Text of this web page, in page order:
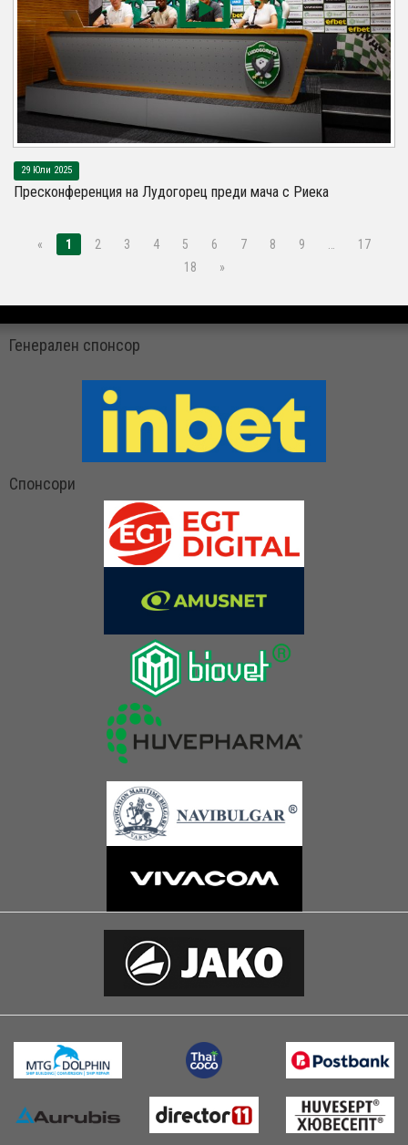
29 Юли 2025
Пресконференция на Лудогорец преди мача с Риека
« 1 2 3 4 5 6 7 8 9
17
18
»
Генерален спонсор
Спонсори